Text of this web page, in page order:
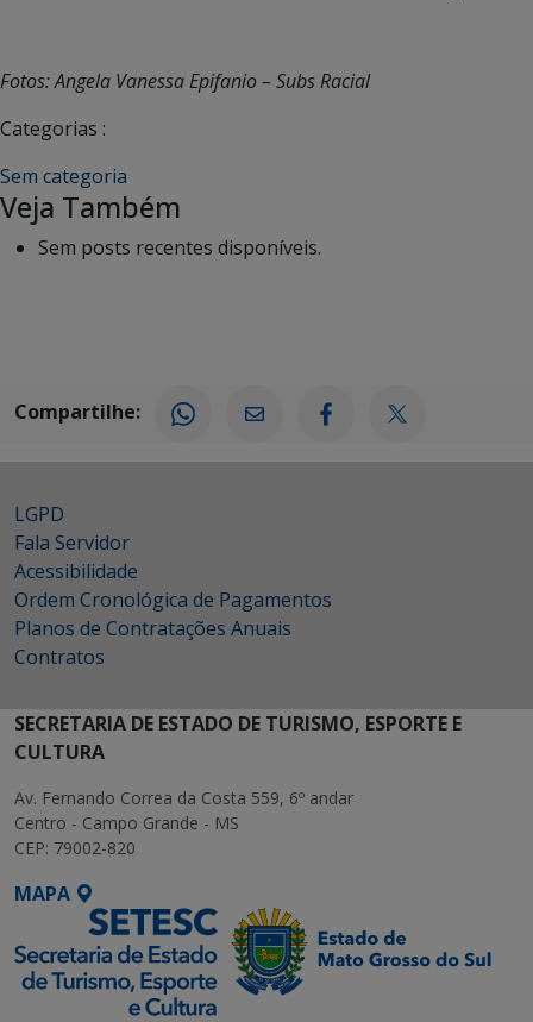
Fotos: Angela Vanessa Epifanio – Subs Racial
Categorias :
Sem categoria
Veja Também
Sem posts recentes disponíveis.
Compartilhe:
LGPD
Fala Servidor
Acessibilidade
Ordem Cronológica de Pagamentos
Planos de Contratações Anuais
Contratos
SECRETARIA DE ESTADO DE TURISMO, ESPORTE E
CULTURA
Av. Fernando Correa da Costa 559, 6º andar
Centro - Campo Grande - MS
CEP: 79002-820
MAPA